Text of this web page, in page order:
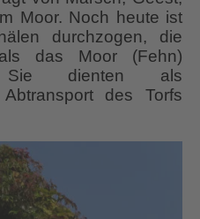
Moor. Noch heute ist
durchzogen, die
das Moor (Fehn)
Sie dienten als
des Torfs